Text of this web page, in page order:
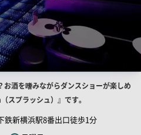
お酒を嗜みながらダンスショーが楽しめ
スプラッシュ）』です。
鉄新横浜駅8番出口徒歩1分